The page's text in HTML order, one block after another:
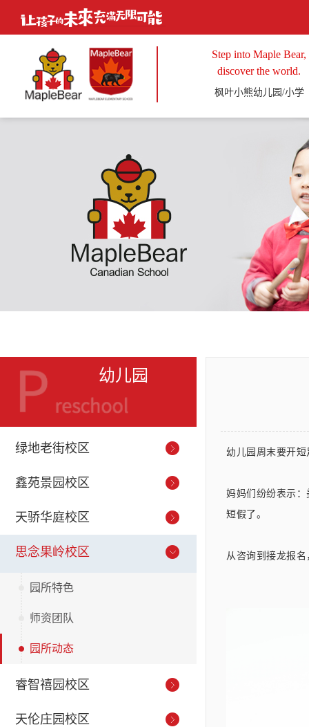
Step into Maple Bear,
discover the world.
枫叶小熊幼儿园/小学
幼儿园
绿地老街校区
鑫苑景园校区
天骄华庭校区
思念果岭校区
园所特色
师资团队
园所动态
睿智禧园校区
天伦庄园校区
幼儿园周末要开
妈妈们纷纷表示：
短假了。
从咨询到接龙报